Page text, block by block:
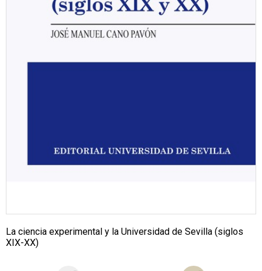
La ciencia experimental y la Universidad de Sevilla (siglos
XIX-XX)